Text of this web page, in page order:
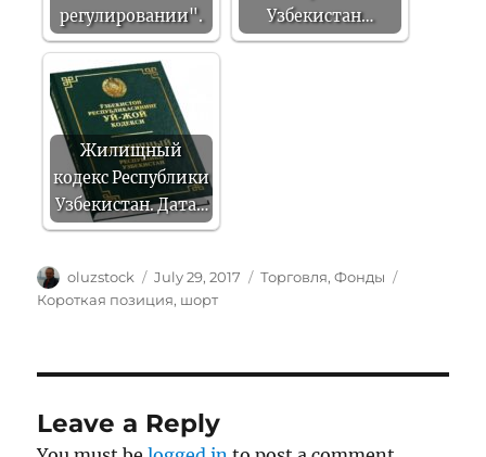
регулировании".
Узбекистан…
Жилищный
кодекс Республики
Узбекистан. Дата…
Author
oluzstock
Posted
on
July 29, 2017 Categories
Торговля,Фонды
Короткая позиция, шорт
Leave a Reply